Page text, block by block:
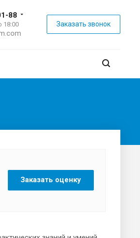
88
18:00 Заказать звонок
Заказать оценку